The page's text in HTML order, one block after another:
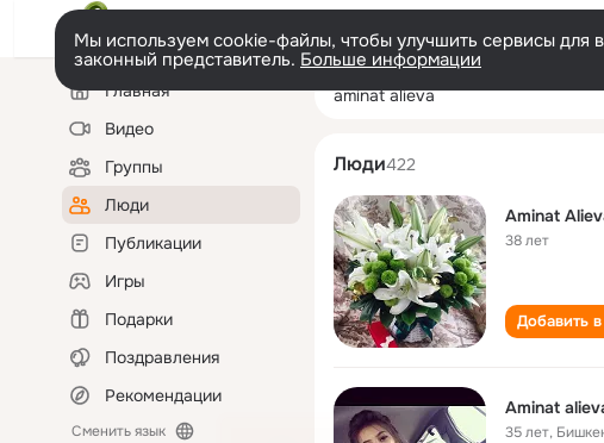
Мы используем cookie-файлы, чтобы улучшить сервисы для
законный представитель. Больше информации
Левая
колонкаГлавная
Видео
Группы
Люди
Публикации
Игры
Подарки
Поздравления
Рекомендации
Сменить язык
aminat alieva
Люди422
Aminat
38 лет
Добавить
Aminat
35 лет,